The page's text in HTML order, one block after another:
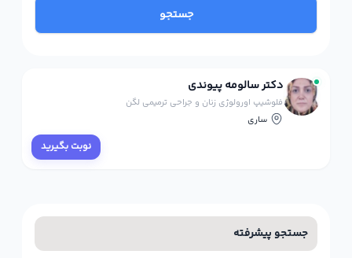
جستجو
دکتر سالومه پیوندی
فلوشیپ اورولوژی زنان و جراحی ترمیمی لگن
ساری
نوبت بگیرید
جستجو پیشرفته